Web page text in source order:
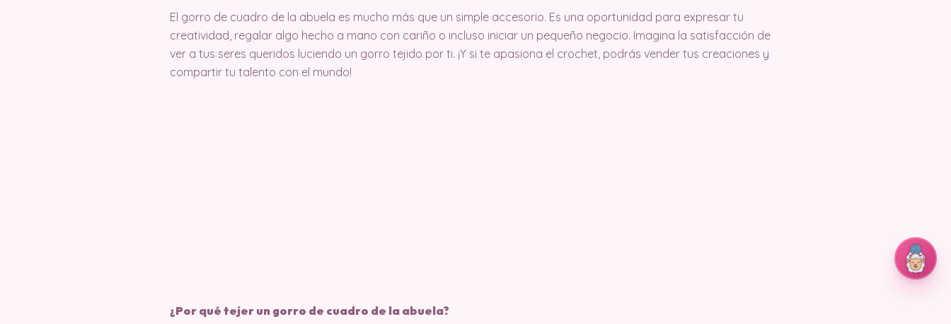
El gorro de cuadro de la abuela es mucho más que un simple accesorio. Es una oportunidad para expresar tu
creatividad, regalar algo hecho a mano con cariño o incluso iniciar un pequeño negocio. Imagina la satisfacción de
ver a tus seres queridos luciendo un gorro tejido por ti. ¡Y si te apasiona el crochet, podrás vender tus creaciones y
compartir tu talento con el mundo!
¿Por qué tejer un gorro de cuadro de la abuela?